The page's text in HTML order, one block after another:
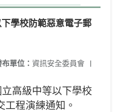
學校防範惡意電子郵
布單位： 資訊安全委員會 |
高級中等以下學校
工程演練通知。